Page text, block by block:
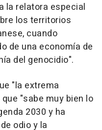
la relatora especial
los territorios
cuando
de una economía de
del genocidio".
"la extrema
"sabe muy bien lo
2030 y ha
odio y la